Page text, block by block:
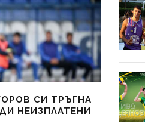
СИ ТРЪГНА
НЕИЗПЛАТЕНИ